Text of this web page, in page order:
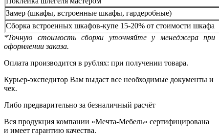
Замер (шкафы, встроенные шкафы, гардеробные)
Сборка встроенных шкафов-купе 15-20% от стоимости шкафа
*Точную стоимость сборки уточняйте у менеджера при
оформлении заказа.
Оплата производится в рублях: при получении товара.
Курьер-экспедитор Вам выдаст все необходимые документы и
чек.
Либо предварительно за безналичный расчёт
Вся продукция компании «Мечта-Мебель» сертифицирована
и имеет гарантию качества.